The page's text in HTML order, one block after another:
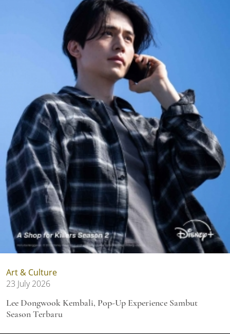
Art & Culture
23 July 2026
Lee Dongwook Kembali, Pop-Up Experience Sambut
Season Terbaru